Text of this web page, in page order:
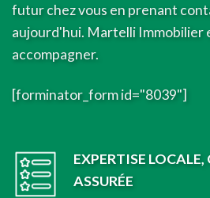
futur chez vous en prenant
aujourd'hui. Martelli Immobilier
accompagner.
[forminator_form id="8039"]
EXPERTISE
ASSURÉE